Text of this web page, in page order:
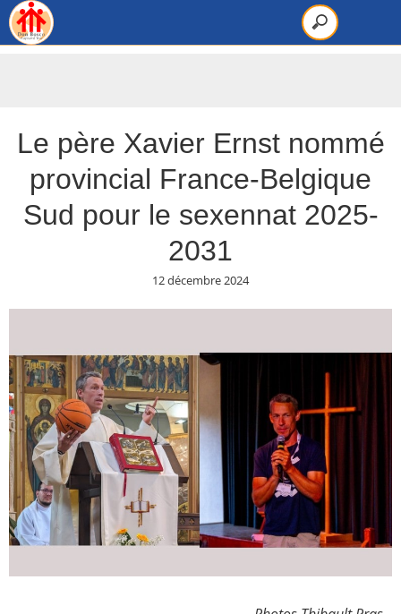
Le père Xavier Ernst nommé
provincial France-Belgique
Sud pour le sexennat 2025-
2031
12 décembre 2024